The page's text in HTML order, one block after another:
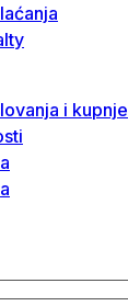
i kupnje